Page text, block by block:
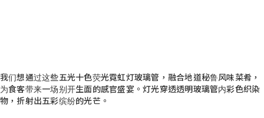
我们想通过这些五光十色荧光霓虹灯玻璃管，融合地道秘鲁风味菜肴，
为食客带来一场别开生面的感官盛宴。灯光穿透透明玻璃管内彩色织染
物，折射出五彩缤纷的光芒。